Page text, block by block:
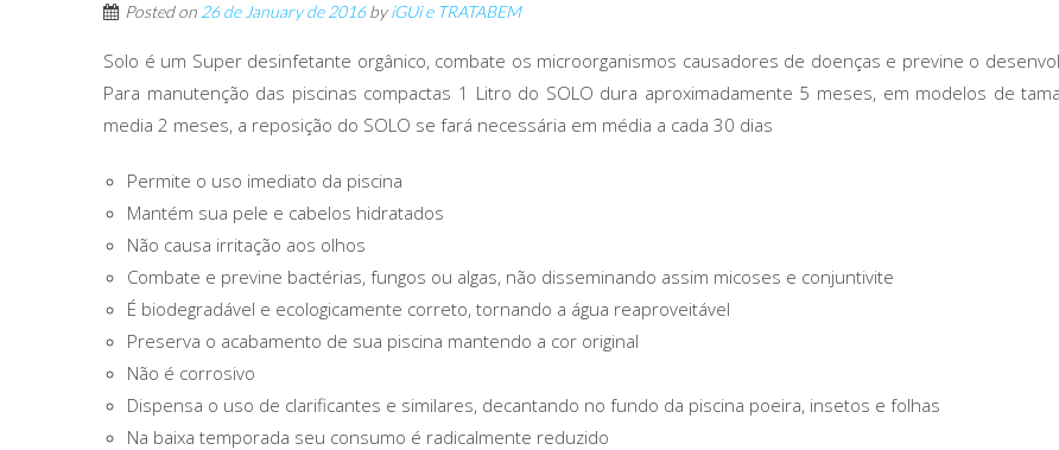
Posted on 26 de January de 2016byiGUi e TRATABEM
Solo é um Super desinfetante orgânico, combate os microorganismos causadores de doenças e previne o
Para manutenção das piscinas compactas 1 Litro do SOLO dura aproximadamente 5 meses, em modelos de
media 2 meses, a reposição do SOLO se fará necessária em média a cada 30 dias
Permite o uso imediato da piscina
Mantém sua pele e cabelos hidratados
Não causa irritação aos olhos
Combate e previne bactérias, fungos ou algas, não disseminando assim micoses e conjuntivite
É biodegradável e ecologicamente correto, tornando a água reaproveitável
Preserva o acabamento de sua piscina mantendo a cor original
Não é corrosivo
Dispensa o uso de clarificantes e similares, decantando no fundo da piscina poeira, insetos e folhas
Na baixa temporada seu consumo é radicalmente reduzido